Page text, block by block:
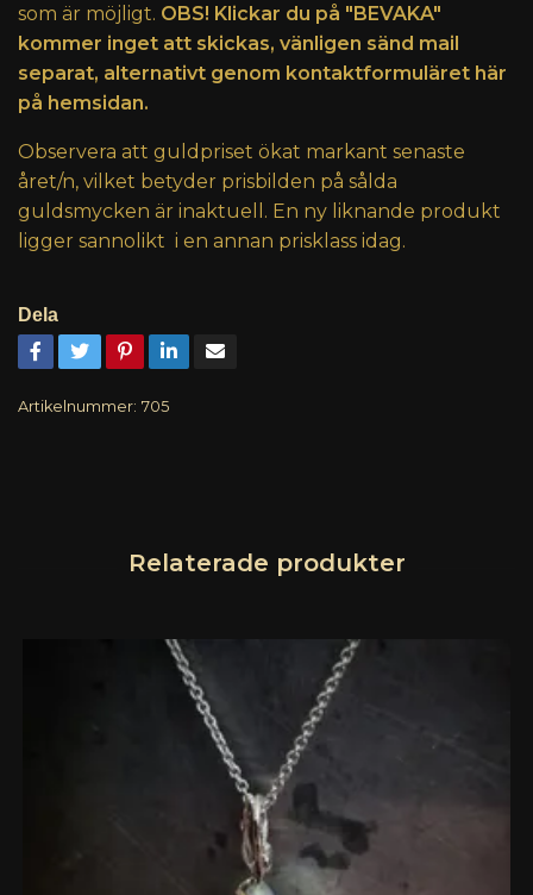
som är möjligt. OBS! Klickar du på "BEVAKA"
kommer inget att skickas, vänligen sänd mail
separat, alternativt genom kontaktformuläret här
på hemsidan.
Observera att guldpriset ökat markant senaste
året/n, vilket betyder prisbilden på sålda
guldsmycken är inaktuell. En ny liknande produkt
ligger sannolikt i en annan prisklass idag.
Dela
Artikelnummer: 705